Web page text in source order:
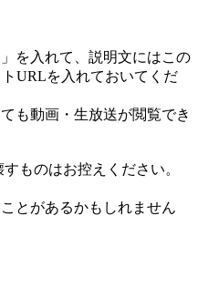
を入れて、説明文にはこの
URLを入れておいてくだ
も動画・生放送が閲覧でき
ものはお控えください。
とがあるかもしれません